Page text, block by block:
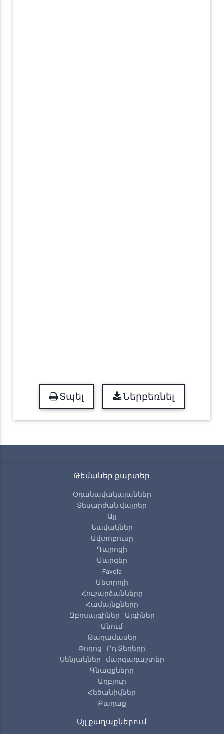
Տպել Ներբեռնել
Թեմաներ քարտեր
Օդանավակայաններ
Տեսարժան վայրեր
Այլ
Նավակներ
Ավտոբուսը
Դպրոցի
Մարզեր
Favela
Մետրոյի
Հուշարձանները
Համայնքները
Զբոսայգիներ - Այգիներ
Անում
Թաղամասեր
Փողոց - Րդ Տեղերը
Սենյակներ - մարզադաշտեր
Գնացքները
Աղբյուր
Հեծանիվներ
Քաղաք
Այլ քաղաքներում